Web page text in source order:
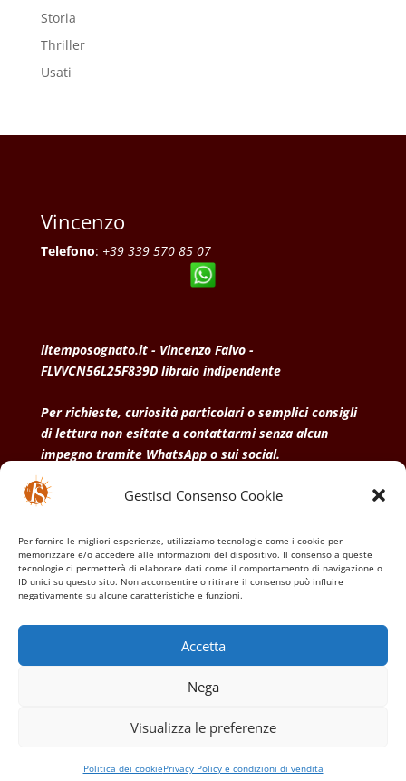
Gestisci Consenso Cookie
Per fornire le migliori esperienze, utilizziamo tecnologie come i cookie per
memorizzare e/o accedere alle informazioni del dispositivo. Il consenso a queste
tecnologie ci permetterà di elaborare dati come il comportamento di navigazione o
ID unici su questo sito. Non acconsentire o ritirare il consenso può influire
negativamente su alcune caratteristiche e funzioni.
Accetta
Nega
Visualizza le preferenze
Politica dei cookiePrivacy Policy e condizioni di vendita
Storia
Thriller
Usati
Vincenzo
Telefono: +39 339 570 85 07
iltemposognato.it - Vincenzo Falvo -
FLVVCN56L25F839D libraio indipendente
Per richieste, curiosità particolari o semplici consigli
di lettura non esitate a contattarmi senza alcun
impegno tramite WhatsApp o sui social.
• Condizioni generali di vendita